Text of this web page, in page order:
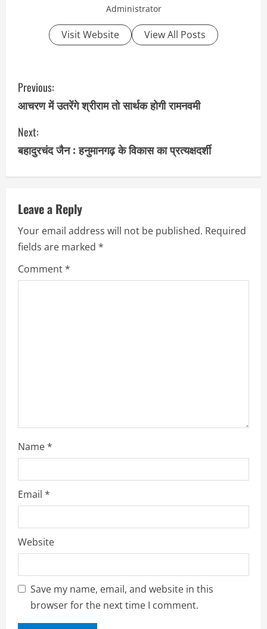
Administrator
Visit Website View All Posts
C
o
n
t
i
n
u
e
R
g
Previous:
आचरण में उतरेंगे श्रीराम तो सार्थक होगी रामनवमी
Next:
बहादुरचंद जैन : हनुमानगढ़ के विकास का प्रत्यक्षदर्शी
Leave a Reply
Your email address will not be published. Required
fields are marked *
Comment*
Name*
Email *
Website
Save my name, email, and website in this
browser for the next time I comment.